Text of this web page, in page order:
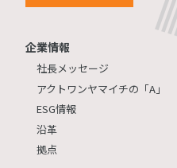
企業情報
社長メッセージ
アクトワンヤマイチの「A」
ESG情報
沿革
拠点